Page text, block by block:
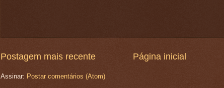
Postagem mais recente Página inicial
Assinar: Postar comentários (Atom)